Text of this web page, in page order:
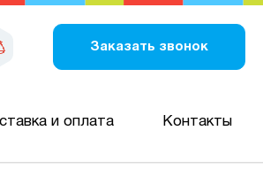
Заказать звонок
и оплата Контакты